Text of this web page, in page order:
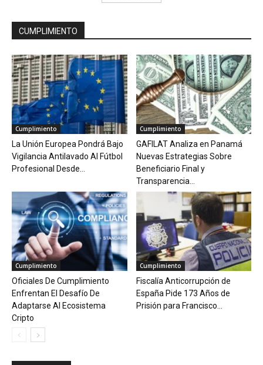
CUMPLIMIENTO
Cumplimiento
La Unión Europea Pondrá Bajo
Vigilancia Antilavado Al Fútbol
Profesional Desde...
Cumplimiento
GAFILAT Analiza en Panamá
Nuevas Estrategias Sobre
Beneficiario Final y
Transparencia...
Cumplimiento
Oficiales De Cumplimiento
Enfrentan El Desafío De
Adaptarse Al Ecosistema
Cripto
Cumplimiento
Fiscalía Anticorrupción de
España Pide 173 Años de
Prisión para Francisco...